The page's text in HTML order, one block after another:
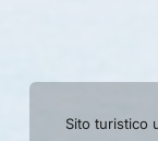
Sito turistico